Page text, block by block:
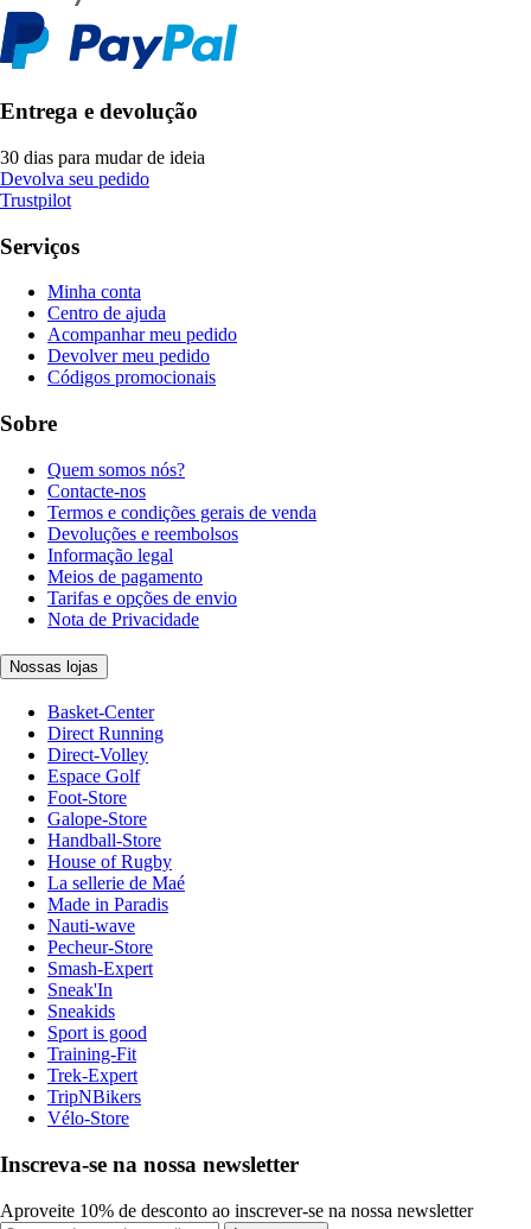
Entrega e devolução
30 dias para mudar de ideia
Devolva seu pedido
Trustpilot
Serviços
Minha conta
Centro de ajuda
Acompanhar meu pedido
Devolver meu pedido
Códigos promocionais
Sobre
Quem somos nós?
Contacte-nos
Termos e condições gerais de venda
Devoluções e reembolsos
Informação legal
Meios de pagamento
Tarifas e opções de envio
Nota de Privacidade
Nossas lojas
Basket-Center
Direct Running
Direct-Volley
Espace Golf
Foot-Store
Galope-Store
Handball-Store
House of Rugby
La sellerie de Maé
Made in Paradis
Nauti-wave
Pecheur-Store
Smash-Expert
Sneak'In
Sneakids
Sport is good
Training-Fit
Trek-Expert
TripNBikers
Vélo-Store
Inscreva-se na nossa newsletter
Aproveite 10% de desconto ao inscrever-se na nossa newsletter